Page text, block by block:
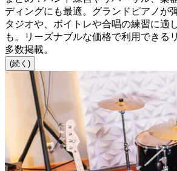
ディングにも最適。グランドピアノが
タジオや、ボイトレや合唱の練習に適
も。リーズナブルな価格で利用できる
多数掲載。
(続く)